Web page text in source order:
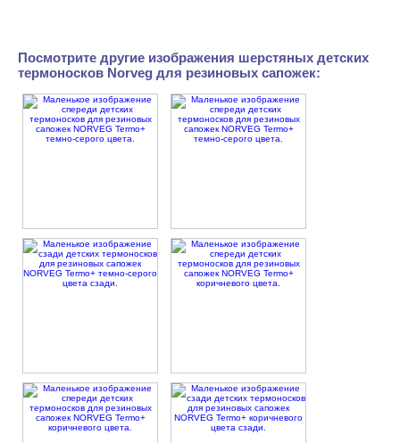
Посмотрите другие изображения шерстяных детских
термоносков Norveg для резиновых сапожек: